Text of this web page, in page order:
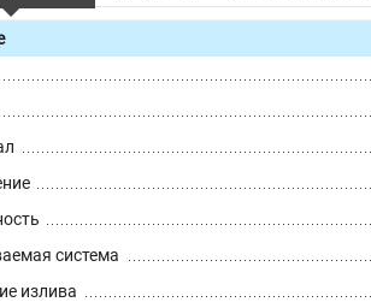
система
излива